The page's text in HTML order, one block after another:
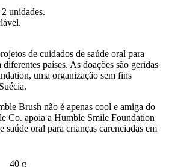
unidades.
de cuidados de saúde oral para
países. As doações são geridas
uma organização sem fins
Brush não é apenas cool e amiga do
Co. apoia a Humble Smile Foundation
saúde oral para crianças carenciadas em
40 g